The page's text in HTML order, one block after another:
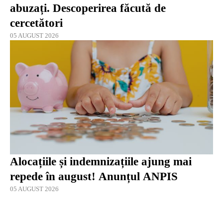
abuzați. Descoperirea făcută de
cercetători
05 AUGUST 2026
Alocațiile și indemnizațiile ajung mai
repede în august! Anunțul ANPIS
05 AUGUST 2026